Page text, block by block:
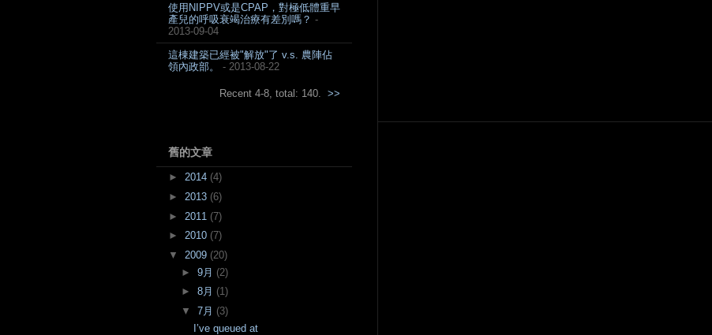
使用NIPPV或是CPAP，對極低體重早
產兒的呼吸衰竭治療有差別嗎？ -
2013-09-04
這棟建築已經被"解放"了 v.s. 農陣佔
領內政部。
- 2013-08-22
Recent 4-8, total: 140. >>
舊的文章
► 2014 (4)
► 2013 (6)
► 2011 (7)
► 2010 (7)
▼
2009 (20)
► 9月 (2)
► 8月 (1)
▼
7月 (3)
I’ve queued at